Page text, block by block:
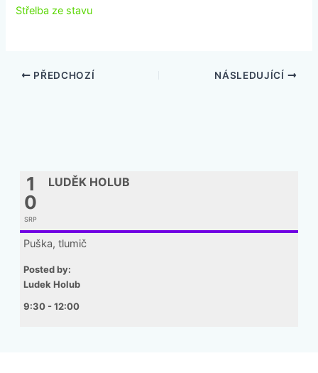
Střelba ze stavu
PŘEDCHOZÍ NÁSLEDUJÍCÍ
1
0
SRP
LUDĚK HOLUB
Puška, tlumič
Posted by:
Ludek Holub
9:30 - 12:00